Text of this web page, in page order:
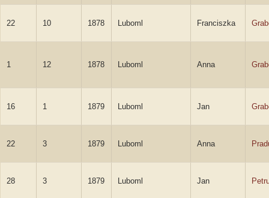
22 10 1878 Luboml Franciszka
1 12 1878 Luboml Anna
16 1 1879 Luboml Jan
22 3 1879 Luboml Anna
28 3 1879 Luboml Jan